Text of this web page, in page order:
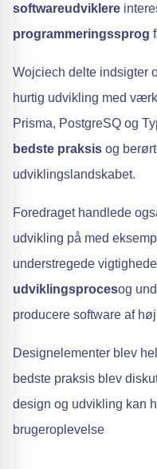
softwareudviklere
programmeringssprog
Wojciech delte indsigter
hurtig udvikling med
Prisma, PostgreSQ og
bedste praksis og
udviklingslandskabet.
Foredraget handlede
udvikling på med
understregede
udviklingsprocesog
producere software af
Designelementer blev
bedste praksis blev
design og udvikling kan
brugeroplevelse